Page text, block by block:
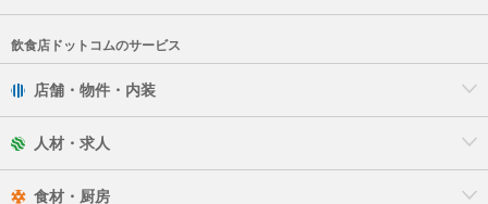
飲食店ドットコムのサービス
店舗・物件・内装
人材・求人
食材・厨房